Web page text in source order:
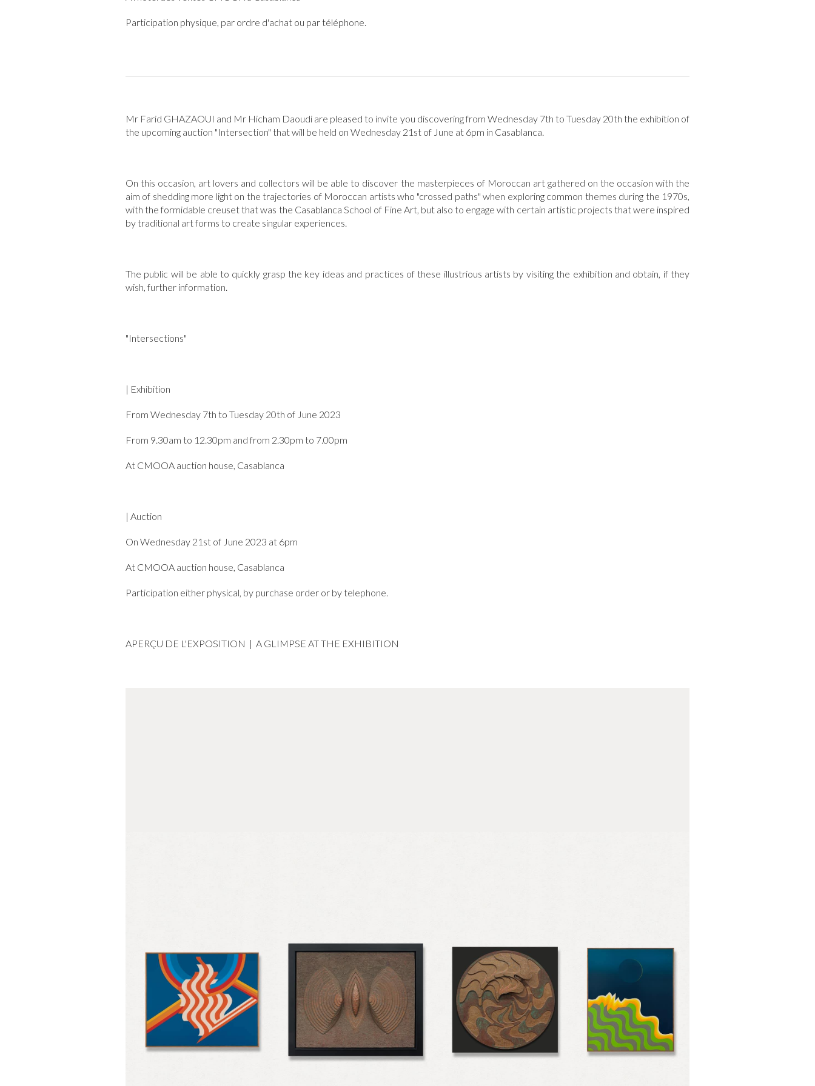
Participation physique, par ordre d'achat ou par téléphone.
Mr Farid GHAZAOUI and Mr Hicham Daoudi are pleased to invite you discovering from Wednesday 7th to Tuesday 20th the exhibition of
the upcoming auction "Intersection" that will be held on Wednesday 21st of June at 6pm in Casablanca.
On this occasion, art lovers and collectors will be able to discover the masterpieces of Moroccan art gathered on the occasion with the
aim of shedding more light on the trajectories of Moroccan artists who "crossed paths" when exploring common themes during the 1970s,
with the formidable creuset that was the Casablanca School of Fine Art, but also to engage with certain artistic projects that were inspired
by traditional art forms to create singular experiences.
The public will be able to quickly grasp the key ideas and practices of these illustrious artists by visiting the exhibition and obtain, if they
wish, further information.
"Intersections"
| Exhibition
From Wednesday 7th to Tuesday 20th of June 2023
From 9.30am to 12.30pm and from 2.30pm to 7.00pm
At CMOOA auction house, Casablanca
| Auction
On Wednesday 21st of June 2023 at 6pm
At CMOOA auction house, Casablanca
Participation either physical, by purchase order or by telephone.
APERÇU DE L'EXPOSITION | A GLIMPSE AT THE EXHIBITION